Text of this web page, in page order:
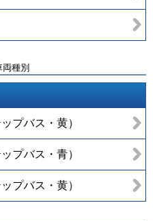
種別
プバス・黄）
プバス・青）
プバス・黄）